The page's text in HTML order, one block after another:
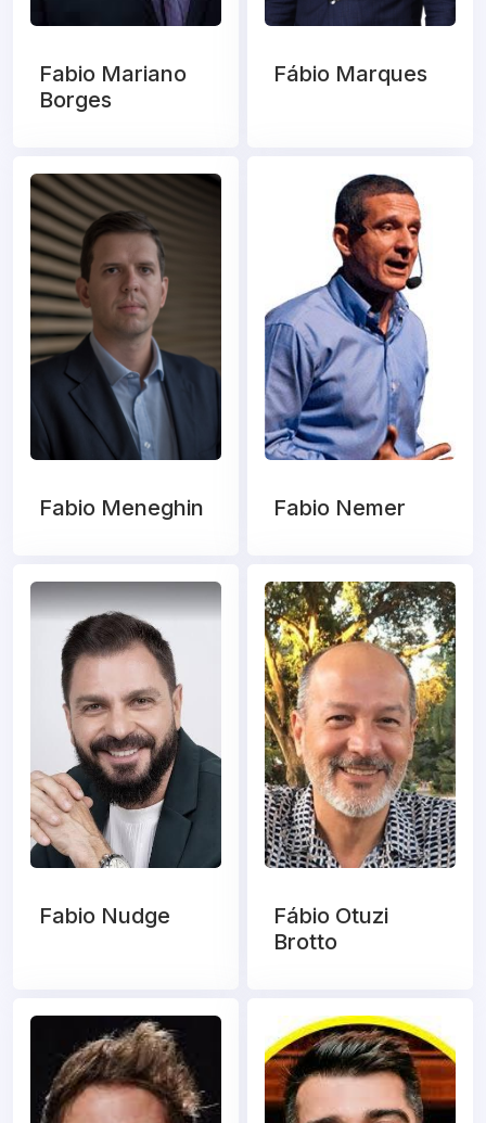
Fabio Mariano
Borges
Fábio Marques
Fabio Meneghin Fabio Nemer
Fabio Nudge
Fábio Otuzi
Brotto